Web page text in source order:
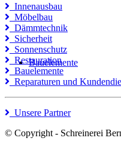
Bauelemente
Innenausbau
Möbelbau
Dämmtechnik
Sicherheit
Sonnenschutz
Restauration
Bauelemente
Reparaturen und
Unsere Partner
© Copyright - Schreinerei